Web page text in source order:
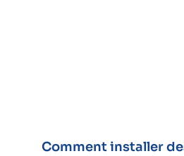
Comment installer